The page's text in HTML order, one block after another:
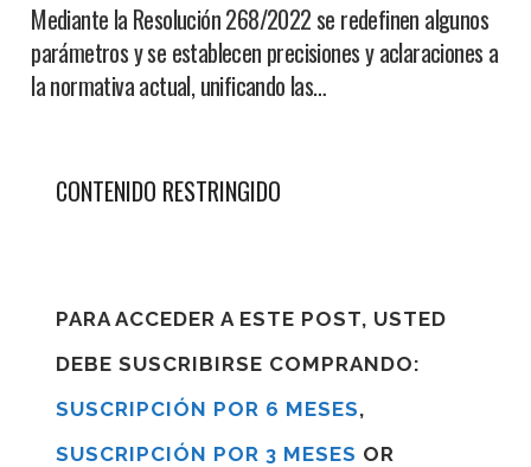
Mediante la Resolución 268/2022 se redefinen algunos
parámetros y se establecen precisiones y aclaraciones a
la normativa actual, unificando las…
CONTENIDO RESTRINGIDO
PARA ACCEDER A ESTE POST, USTED
DEBE SUSCRIBIRSE COMPRANDO:
SUSCRIPCIÓN POR 6 MESES,
SUSCRIPCIÓN POR 3 MESES OR